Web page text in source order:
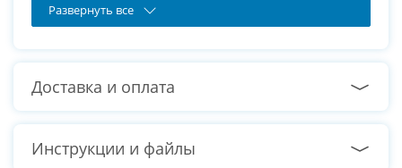
Оперативная память
Тип памяти
Развернуть все
Доставка и оплата
Инструкции и файлы